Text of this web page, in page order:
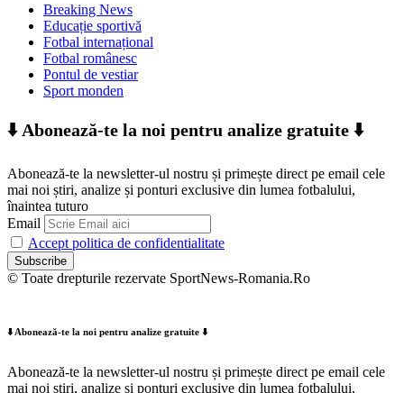
Breaking News
Educație sportivă
Fotbal internațional
Fotbal românesc
Pontul de vestiar
Sport monden
⬇️ Abonează-te la noi pentru analize gratuite ⬇️
Abonează-te la newsletter-ul nostru și primește direct pe email cele
mai noi știri, analize și ponturi exclusive din lumea fotbalului,
înaintea tuturo
Email
Accept politica de confidentialitate
© Toate drepturile rezervate SportNews-Romania.Ro
⬇️ Abonează-te la noi pentru analize gratuite ⬇️
Abonează-te la newsletter-ul nostru și primește direct pe email cele
mai noi știri, analize și ponturi exclusive din lumea fotbalului,